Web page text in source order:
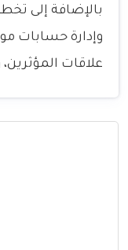
بالإضافة إلى
وإدارة حسابات
علاقات